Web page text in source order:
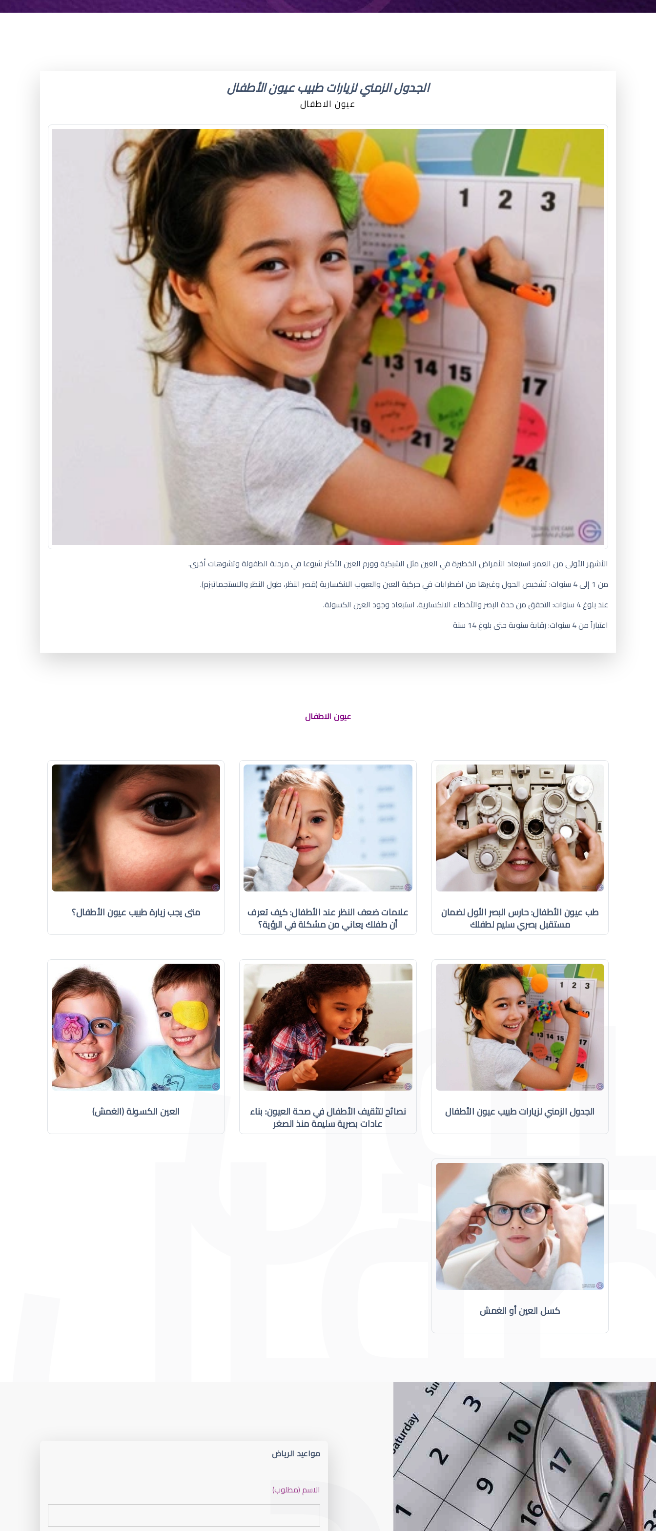
الجدول الزمني لزيارات طبيب عيون الأطفال
عيون الاطفال
الأشهر الأولى من العمر: استبعاد الأمراض الخطيرة في العين مثل الشبكية وورم العين الأكثر شيوعا في مرحلة الطفولة وتشوهات أخرى.
من 1 إلى 4 سنوات: تشخيص الحول وغيرها من اضطرابات في حركية العين والعيوب الانكسارية (قصر النظر، طول النظر والاستجماتيزم).
عند بلوغ 4 سنوات: التحقق من حدة البصر والأخطاء الانكسارية. استبعاد وجود العين الكسولة.
اعتباراً من 4 سنوات: رقابة سنوية حتى بلوغ 14 سنة
الاسمرار تحت العين عند الاطفال
عيون الاطفال
طب عيون الأطفال: حارس البصر الأول لضمان
مستقبل بصري سليم لطفلك
علامات ضعف النظر عند الأطفال: كيف تعرف
أن طفلك يعاني من مشكلة في الرؤية؟
متى يجب زيارة طبيب عيون الأطفال؟
الجدول الزمني لزيارات طبيب عيون الأطفال نصائح لتثقيف الأطفال في صحة العيون: بناء
عادات بصرية سليمة منذ الصغر
العين الكسولة (الغمش)
كسل العين أو الغمش
الجدول الزمني لزيارات طبيب عيون الأطفال عيون الاطفال
مواعيد الرياض
الاسم (مطلوب)